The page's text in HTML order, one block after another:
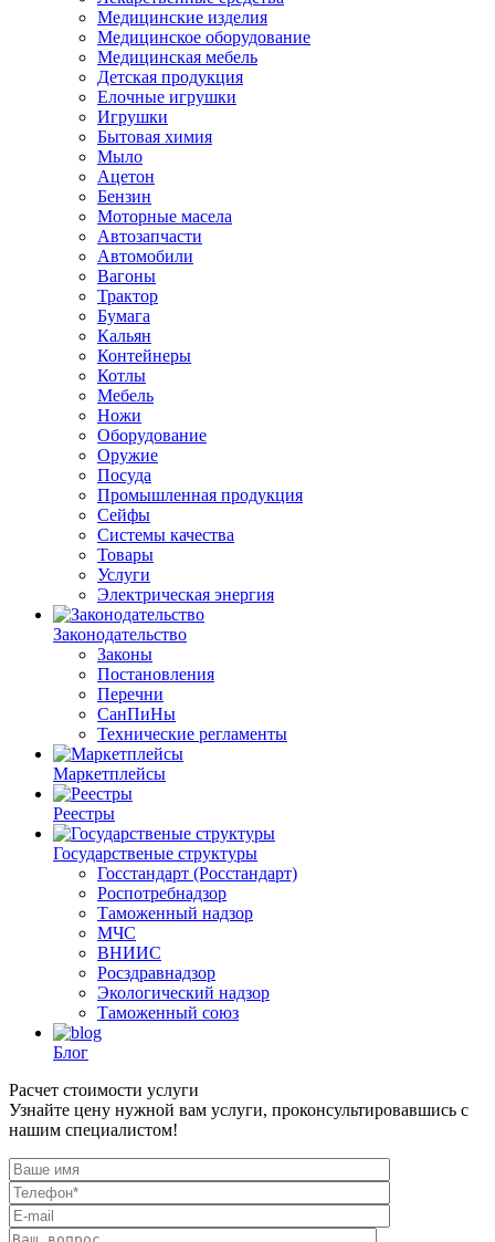
Медицинские изделия
Медицинское оборудование
Медицинская мебель
Детская продукция
Елочные игрушки
Игрушки
Бытовая химия
Мыло
Ацетон
Бензин
Моторные масела
Автозапчасти
Автомобили
Вагоны
Трактор
Бумага
Кальян
Контейнеры
Котлы
Мебель
Ножи
Оборудование
Оружие
Посуда
Промышленная продукция
Сейфы
Системы качества
Товары
Услуги
Электрическая энергия
Законодательство
Законы
Постановления
Перечни
СанПиНы
Технические регламенты
Маркетплейсы
Реестры
Государственые структуры
Госстандарт (Росстандарт)
Роспотребнадзор
Таможенный надзор
МЧС
ВНИИС
Росздравнадзор
Экологический надзор
Таможенный союз
Блог
Расчет стоимости услуги
Узнайте цену нужной вам услуги, проконсультировавшись с
нашим специалистом!